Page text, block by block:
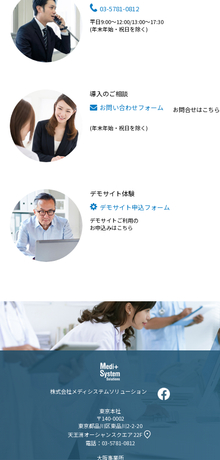
お問合せはこちら
03-5781-0812
平日9:00～12:00/13:00～17:30
(年末年始・祝日を除く)
導入のご相談
お問い合わせフォーム
(年末年始・祝日を除く)
デモサイト体験
デモサイト申込フォーム
デモサイトご利用の
お申込みはこちら
株式会社メディシステムソリューション
東京本社
〒140-0002
東京都品川区東品川2-2-20
天王洲オーシャンスクエア 22F
電話：03-5781-0812
大阪事業所